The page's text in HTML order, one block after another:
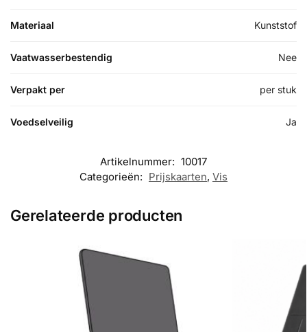
Materiaal Kunststof
Vaatwasserbestendig Nee
Verpakt per per stuk
Voedselveilig Ja
Artikelnummer: 10017
Categorieën: Prijskaarten, Vis
Gerelateerde producten